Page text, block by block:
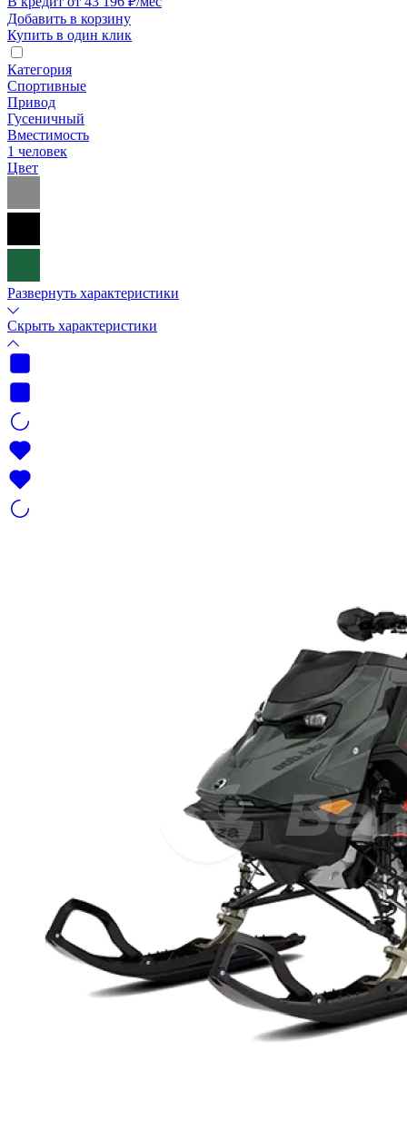
Добавить в корзину
Купить в один клик
Категория
Спортивные
Привод
Гусеничный
Вместимость
1 человек
Цвет
Развернуть характеристики
Скрыть характеристики